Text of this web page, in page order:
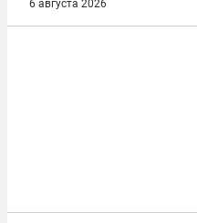
исполнителей. Отбор
международного
6 августа 2026